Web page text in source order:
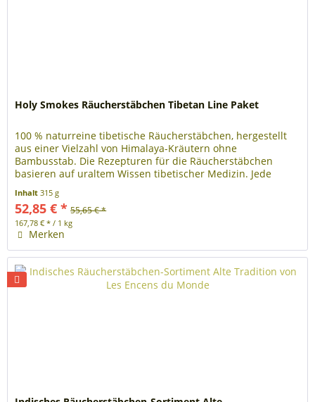
Holy Smokes Räucherstäbchen Tibetan Line Paket
100 % naturreine tibetische Räucherstäbchen, hergestellt
aus einer Vielzahl von Himalaya-Kräutern ohne
Bambusstab. Die Rezepturen für die Räucherstäbchen
basieren auf uraltem Wissen tibetischer Medizin. Jede
Inhalt315 g
52,85 € * 55,65 € *
167,78 € * / 1 kg
Merken